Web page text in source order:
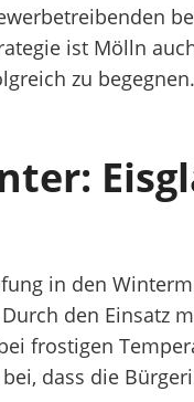
ist Mölln
zu begegnen.
in den
den Einsatz
frostigen
dass die